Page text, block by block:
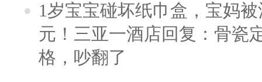
1岁宝宝碰坏纸巾盒，宝妈
元！三亚一酒店回复：骨瓷
格，吵翻了